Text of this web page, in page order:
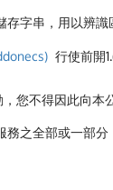
字串，用以辨
行使前開
您不得因此向
之全部或一部